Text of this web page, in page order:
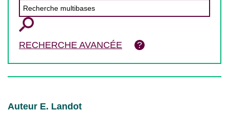
RECHERCHE AVANCÉE
Auteur E. Landot